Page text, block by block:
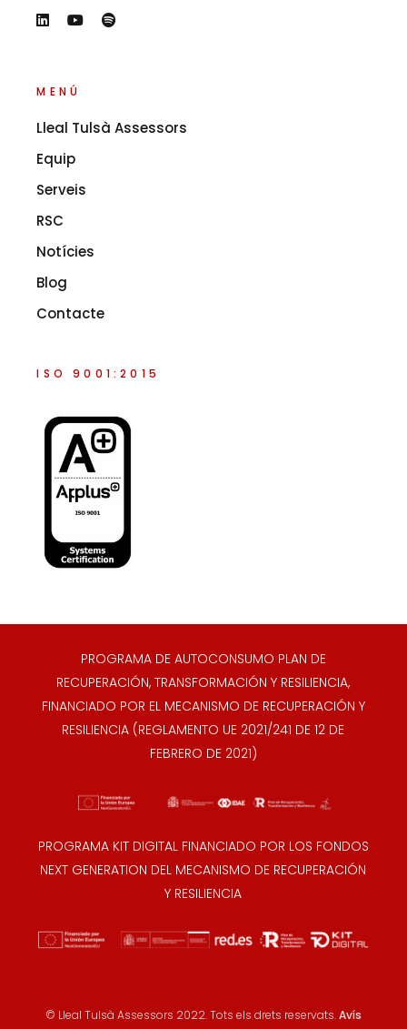
MENÚ
Lleal Tulsà Assessors
Equip
Serveis
RSC
Notícies
Blog
Contacte
ISO 9001:2015
PROGRAMA DE AUTOCONSUMO PLAN DE
RECUPERACIÓN, TRANSFORMACIÓN Y RESILIENCIA,
FINANCIADO POR EL MECANISMO DE RECUPERACIÓN Y
RESILIENCIA (REGLAMENTO UE 2021/241 DE 12 DE
FEBRERO DE 2021)
PROGRAMA KIT DIGITAL FINANCIADO POR LOS FONDOS
NEXT GENERATION DEL MECANISMO DE RECUPERACIÓN
Y RESILIENCIA
© Lleal Tulsà Assessors 2022. Tots els drets reservats.Avís